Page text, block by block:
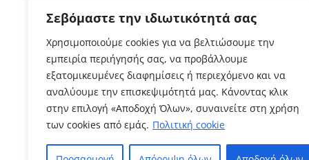
Σεβόμαστε την ιδιωτικότητά σας
Χρησιμοποιούμε cookies για να βελτιώσουμε την
εμπειρία περιήγησής σας, να προβάλλουμε
εξατομικευμένες διαφημίσεις ή περιεχόμενο και να
αναλύουμε την επισκεψιμότητά μας. Κάνοντας κλικ
στην επιλογή «Αποδοχή Όλων», συναινείτε στη χρήση
των cookies από εμάς. Πολιτική cookie